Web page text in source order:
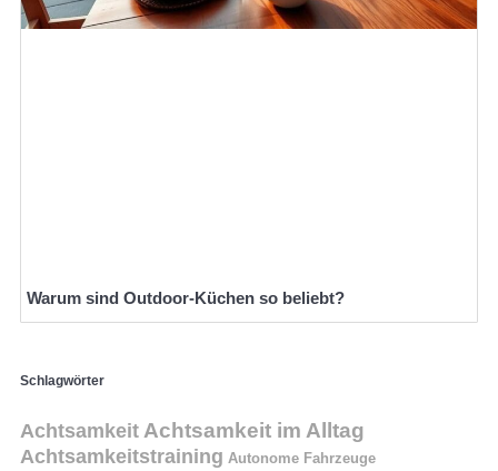
Warum sind Outdoor-Küchen so beliebt?
Schlagwörter
Achtsamkeit Achtsamkeit im Alltag
Achtsamkeitstraining Autonome Fahrzeuge